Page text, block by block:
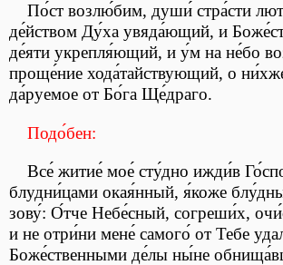
По́ст возлю́бим, души́ стра́сти
де́йством Ду́ха увяда́ющий, и
де́яти укрепля́ющий, и у́м на не́бо
проще́ние хода́тайствующий, о
да́руемое от Бо́га Ще́драго.
Подо́бен:
Все́ житие́ мое́ сту́дно ижди́в
блудни́цами окая́нный, я́коже
зову́: О́тче Небе́сный, согреши́х,
и не отри́ни мене́ самого́ от Тебе
Боже́ственными де́лы ны́не